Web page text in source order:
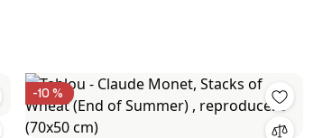
-10 %